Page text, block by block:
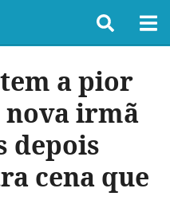
a pior
nova irmã
depois
cena que